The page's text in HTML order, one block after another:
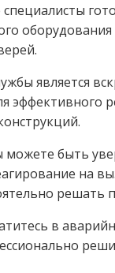
является
быть
на
в